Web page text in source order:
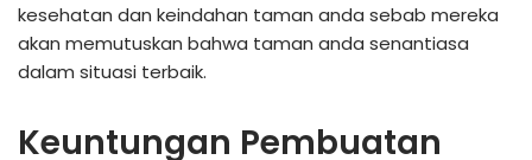
kesehatan dan keindahan taman anda sebab mereka
akan memutuskan bahwa taman anda senantiasa
dalam situasi terbaik.
Keuntungan Pembuatan